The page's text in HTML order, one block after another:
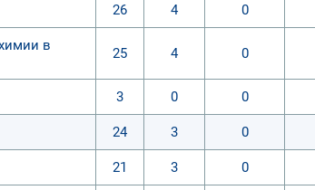
26 4 0
в
25 4 0
3 0 0
24 3 0
21 3 0